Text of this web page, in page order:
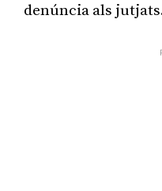
denúncia als